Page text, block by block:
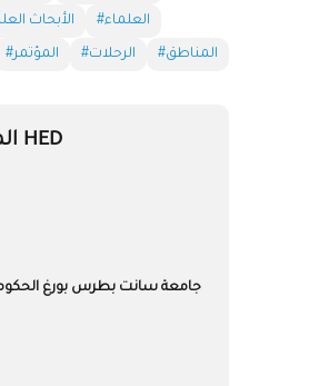
#الأبحاث #العلماء
#المؤتمر #الرحلات #المناطق
المقالات في مجلة HED
جامعة سانت بطرس بورغ